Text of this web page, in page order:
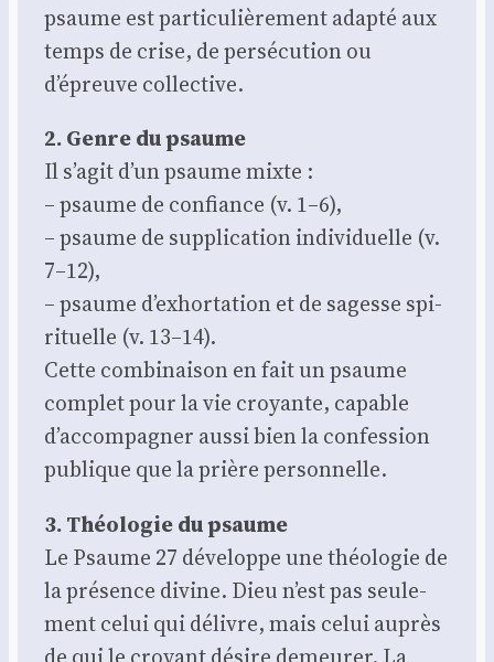
psaume est par­ti­cu­liè­re­ment adap­té aux
temps de crise, de per­sé­cu­tion ou
d’épreuve col­lec­tive.
2. Genre du psaume
Il s’agit d’un psaume mixte :
– psaume de confiance (v. 1–6),
– psaume de sup­pli­ca­tion indi­vi­duelle (v.
7–12),
– psaume d’exhortation et de sagesse spi­
ri­tuelle (v. 13–14).
Cette com­bi­nai­son en fait un psaume
com­plet pour la vie croyante, capable
d’accompagner aus­si bien la confes­sion
publique que la prière per­son­nelle.
3. Théo­lo­gie du psaume
Le Psaume 27 déve­loppe une théo­lo­gie de
la pré­sence divine. Dieu n’est pas seule­
ment celui qui délivre, mais celui auprès
de qui le croyant désire demeu­rer. La